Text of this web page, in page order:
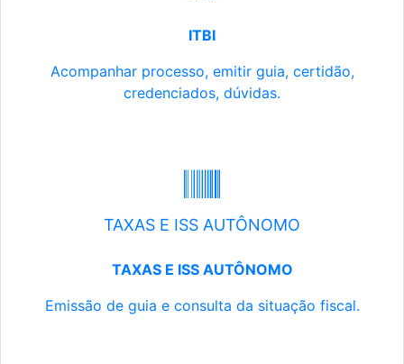
ITBI
Acompanhar processo, emitir guia, certidão,
credenciados, dúvidas.
TAXAS E ISS AUTÔNOMO
TAXAS E ISS AUTÔNOMO
Emissão de guia e consulta da situação fiscal.